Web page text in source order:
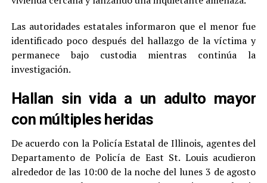
Las autoridades estatales informaron que el menor fue
identificado poco después del hallazgo de la víctima y
permanece bajo custodia mientras continúa la
investigación.
Hallan sin vida a un adulto mayor
con múltiples heridas
De acuerdo con la Policía Estatal de Illinois, agentes del
Departamento de Policía de East St. Louis acudieron
alrededor de las 10:00 de la noche del lunes 3 de agosto